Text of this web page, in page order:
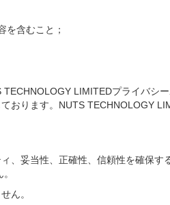
を含むこと；
LIMITEDプライバシ
おります。NUTS TECHNOLOGY
、妥当性、正確性、信頼性を確保す
ん。